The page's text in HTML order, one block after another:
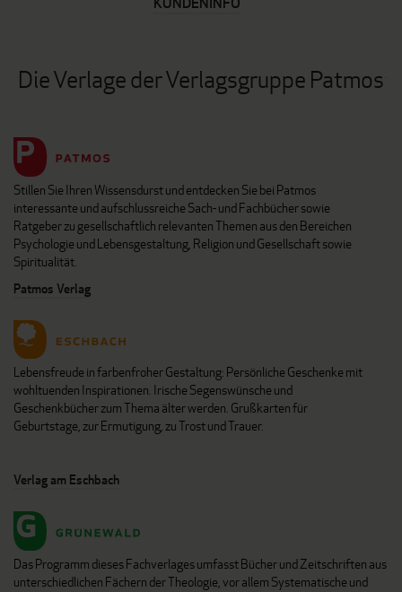
Die Verlage der Verlagsgruppe Patmos
Stillen Sie Ihren Wissensdurst und entdecken Sie bei Patmos
interessante und aufschlussreiche Sach- und Fachbücher sowie
Ratgeber zu gesellschaftlich relevanten Themen aus den Bereichen
Psychologie und Lebensgestaltung, Religion und Gesellschaft sowie
Spiritualität.
Patmos Verlag
Lebensfreude in farbenfroher Gestaltung: Persönliche Geschenke mit
wohltuenden Inspirationen. Irische Segenswünsche und
Geschenkbücher zum Thema älter werden. Grußkarten für
Geburtstage, zur Ermutigung, zu Trost und Trauer.
Verlag am Eschbach
Das Programm dieses Fachverlages umfasst Bücher und Zeitschriften aus
unterschiedlichen Fächern der Theologie, vor allem Systematische und